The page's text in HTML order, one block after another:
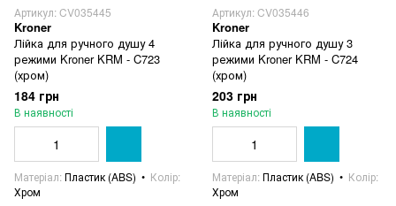
Артикул: CV035445
Kroner
Лійка для ручного душу 4
режими Kroner KRM - C723
(хром)
184 грн
В наявності
Матеріал Пластик (ABS)
Колір
Хром
Артикул: CV035446
Kroner
Лійка для ручного душу 3
режими Kroner KRM - C724
(хром)
203 грн
В наявності
Матеріал Пластик (ABS)
Колір
Хром